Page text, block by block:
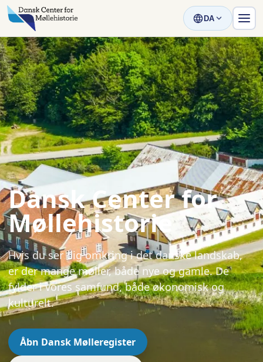
DA
Dansk Center for
Møllehistorie
Hvis du ser dig omkring i det danske landskab,
er der mange møller, både nye og gamle. De
fylder i vores samfund, både økonomisk og
kulturelt.
Åbn Dansk Mølleregister